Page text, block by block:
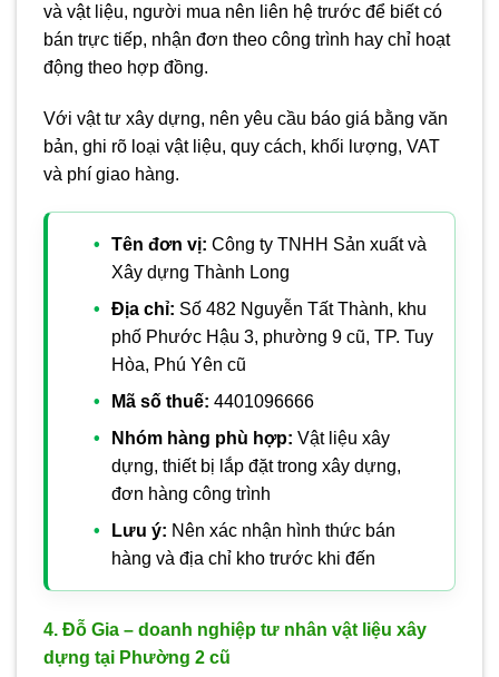
và vật liệu, người mua nên liên hệ trước để biết có
bán trực tiếp, nhận đơn theo công trình hay chỉ hoạt
động theo hợp đồng.
Với vật tư xây dựng, nên yêu cầu báo giá bằng văn
bản, ghi rõ loại vật liệu, quy cách, khối lượng, VAT
và phí giao hàng.
Tên đơn vị: Công ty TNHH Sản xuất và
Xây dựng Thành Long
Địa chỉ: Số 482 Nguyễn Tất Thành, khu
phố Phước Hậu 3, phường 9 cũ, TP. Tuy
Hòa, Phú Yên cũ
Mã số thuế: 4401096666
Nhóm hàng phù hợp: Vật liệu xây
dựng, thiết bị lắp đặt trong xây dựng,
đơn hàng công trình
Lưu ý: Nên xác nhận hình thức bán
hàng và địa chỉ kho trước khi đến
4. Đỗ Gia – doanh nghiệp tư nhân vật liệu xây
dựng tại Phường 2 cũ